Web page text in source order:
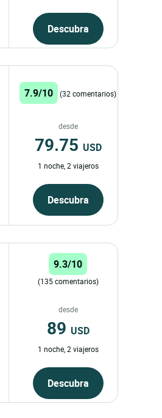
Descubra
7.9/10 (32 comentarios)
desde
79.75 USD
1 noche, 2 viajeros
Descubra
9.3/10
(135 comentarios)
desde
89 USD
1 noche, 2 viajeros
Descubra